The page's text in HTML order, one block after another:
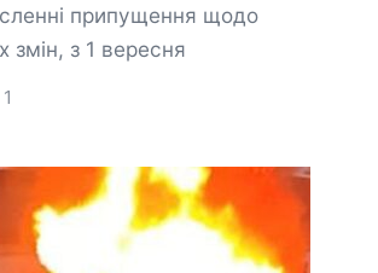
припущення щодо
змін, з 1 вересня
1